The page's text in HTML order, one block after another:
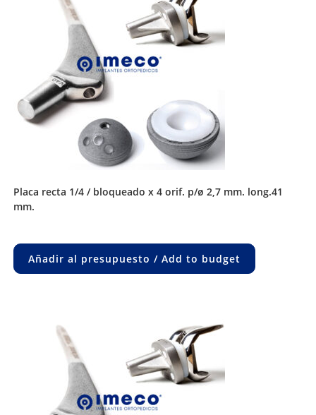
placa recta 1/4 / bloqueado x 4 orif. p/ø 2,7 mm. long.41
mm.
Añadir al presupuesto / Add to budget